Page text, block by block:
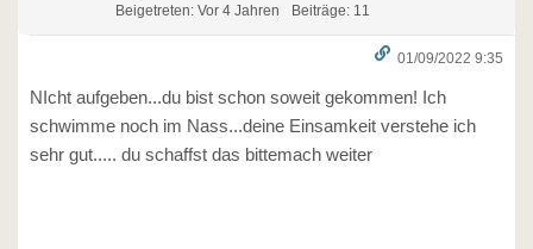
Beigetreten: Vor 4 Jahren
Beiträge: 11
01/09/2022 9:35
NIcht aufgeben...du bist schon soweit gekommen! Ich
schwimme noch im Nass...deine Einsamkeit verstehe ich
sehr gut..... du schaffst das bittemach weiter